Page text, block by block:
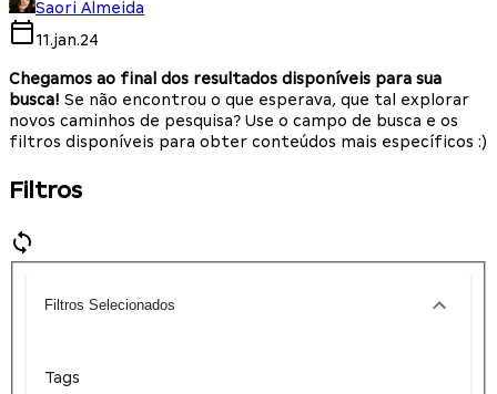
Saori Almeida
11.jan.24
Chegamos ao final dos resultados disponíveis para sua
busca! Se não encontrou o que esperava, que tal explorar
novos caminhos de pesquisa? Use o campo de busca e os
filtros disponíveis para obter conteúdos mais específicos :)
Filtros
Filtros Selecionados
Tags